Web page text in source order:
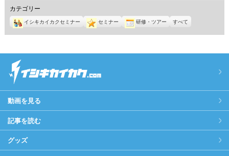
5
月
6
月
月
8
月
9
5
月
10
5
月
11
12
カテゴリー
イシキカイカクセミナー セミナー 研修・ツアー すべて
動画を見る
記事を読む
グッズ